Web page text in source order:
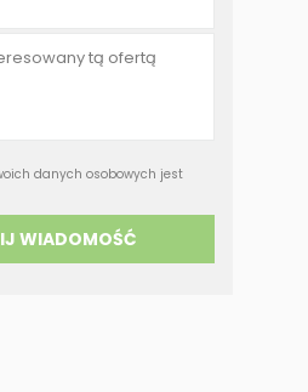
danych osobowych jest